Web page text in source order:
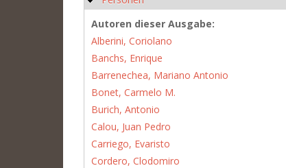
Autoren dieser Ausgabe:
Alberini, Coriolano
Banchs, Enrique
Barrenechea, Mariano Antonio
Bonet, Carmelo M.
Burich, Antonio
Calou, Juan Pedro
Carriego, Evaristo
Cordero, Clodomiro